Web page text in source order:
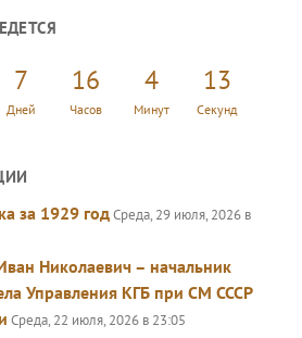
7
Дней
16
Часов
4
Минут
14
Секунд
за 1929 годСреда, 29 июля, 2026 в
Николаевич – начальник
Управления КГБ при СМ СССР
Среда, 22 июля, 2026 в 23:05